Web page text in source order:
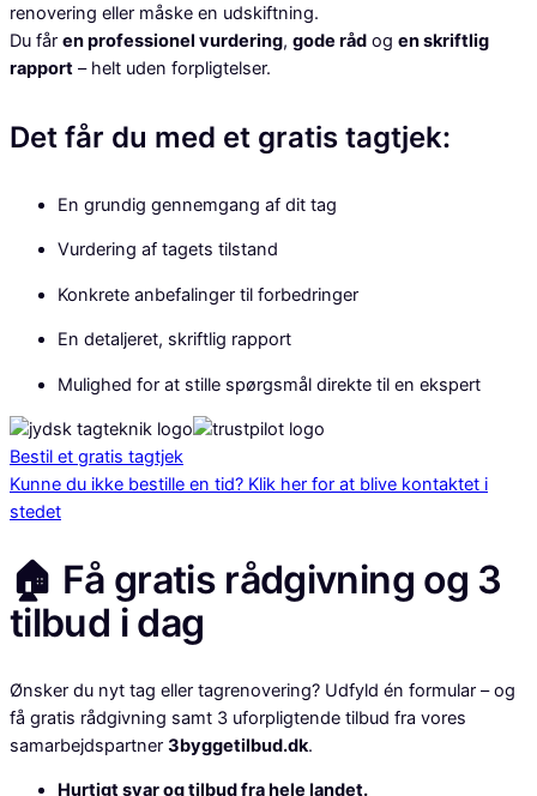
renovering eller måske en udskiftning.
Du får en professionel vurdering, gode råd og en skriftlig
rapport – helt uden forpligtelser.
Det får du med et gratis tagtjek:
En grundig gennemgang af dit tag
Vurdering af tagets tilstand
Konkrete anbefalinger til forbedringer
En detaljeret, skriftlig rapport
Mulighed for at stille spørgsmål direkte til en ekspert
Bestil et gratis tagtjek
Kunne du ikke bestille en tid? Klik her for at blive kontaktet i
stedet
🏠 Få gratis rådgivning og 3
tilbud i dag
Ønsker du nyt tag eller tagrenovering? Udfyld én formular – og
få gratis rådgivning samt 3 uforpligtende tilbud fra vores
samarbejdspartner 3byggetilbud.dk.
Hurtigt svar og tilbud fra hele landet.